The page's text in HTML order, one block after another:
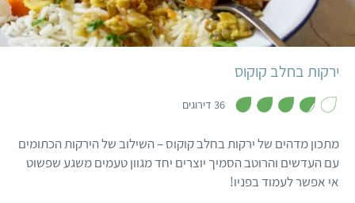
בינוני 6-8 מנות אסייתי
ירקות בחלב קוקוס
36 דירוגים
ת
ו
ך
מתכון מדהים של ירקות בחלב קוקוס – השילוב של הירקות הכתומים
עם העדשים והרוטב הסמיך יוצרים יחד מגוון טעמים משגע שפשוט
אי אפשר לעמוד בפניו!